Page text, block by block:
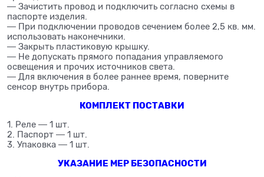
― Зачистить провод и подключить согласно схемы в
паспорте изделия.
― При подключении проводов сечением более 2,5 кв. мм.
использовать наконечники.
― Закрыть пластиковую крышку.
― Не допускать прямого попадания управляемого
освещения и прочих источников света.
― Для включения в более раннее время, поверните
сенсор внутрь прибора.
КОМПЛЕКТ ПОСТАВКИ
1. Реле ― 1 шт.
2. Паспорт ― 1 шт.
3. Упаковка ― 1 шт.
УКАЗАНИЕ МЕР БЕЗОПАСНОСТИ